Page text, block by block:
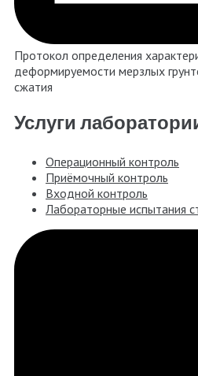
Протокол определения
деформируемости мерзлых
сжатия
Услуги
Операционный контроль
Приёмочный контроль
Входной контроль
Лабораторные испытания